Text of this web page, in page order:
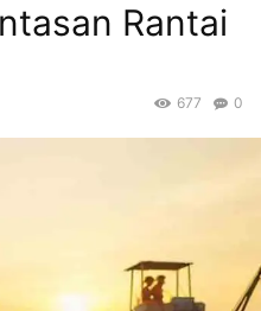
Rantai
0
677